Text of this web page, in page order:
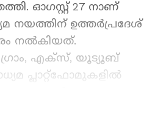
ഓഗസ്റ്റ് 27 നാണ്
നയത്തിന് ഉത്തര്‍പ്രദേശ്
നല്‍കിയത്.
എക്‌സ്, യൂട്യൂബ്
പ്ലാറ്റ്‌ഫോമുകളില്‍